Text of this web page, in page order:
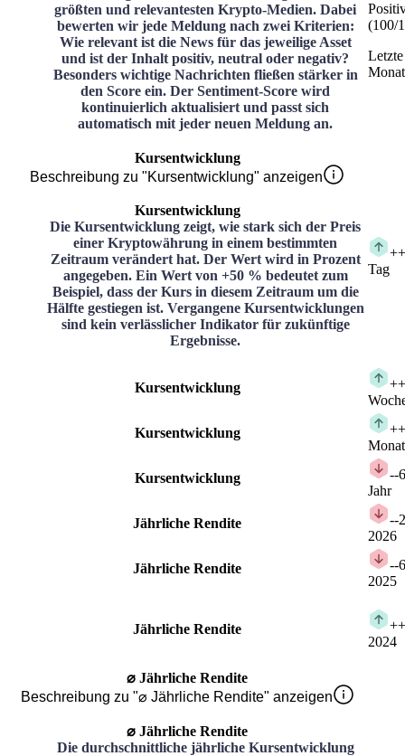
größten und relevantesten Krypto-Medien. Dabei
bewerten wir jede Meldung nach zwei Kriterien:
Wie relevant ist die News für das jeweilige Asset
und ist der Inhalt positiv, neutral oder negativ?
Besonders wichtige Nachrichten fließen stärker in
den Score ein. Der Sentiment-Score wird
kontinuierlich aktualisiert und passt sich
automatisch mit jeder neuen Meldung an.
(100/
Kursentwicklung
Beschreibung zu "Kursentwicklung" anzeigen
Kursentwicklung
Die Kursentwicklung zeigt, wie stark sich der Preis
einer Kryptowährung in einem bestimmten
Zeitraum verändert hat. Der Wert wird in Prozent
angegeben. Ein Wert von +50 % bedeutet zum
Beispiel, dass der Kurs in diesem Zeitraum um die
Hälfte gestiegen ist. Vergangene Kursentwicklungen
sind kein verlässlicher Indikator für zukünftige
Ergebnisse.
+
Tag
Kursentwicklung +
Kursentwicklung +
Monat
Kursentwicklung --
Jahr
Jährliche Rendite --
2026
Jährliche Rendite --
2025
Jährliche Rendite +
2024
⌀ Jährliche Rendite
Beschreibung zu "⌀ Jährliche Rendite" anzeigen
⌀ Jährliche Rendite
Die durchschnittliche jährliche Kursentwicklung